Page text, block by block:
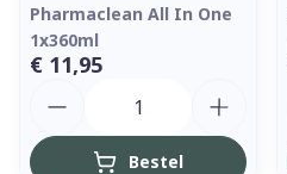
Pharmaclean All In One
1x360ml
€ 11,95
Bestel